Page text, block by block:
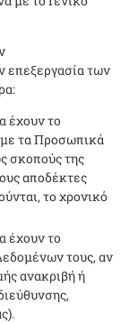
των
έχουν το
τα Προσωπικά
σκοπούς της
αποδέκτες
το χρονικό
έχουν το
τους, αν
ανακριβή ή